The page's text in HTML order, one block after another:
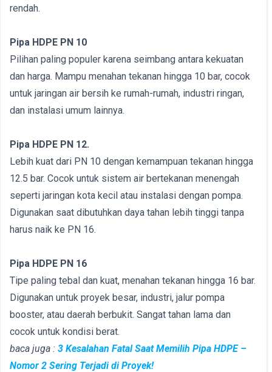
rendah.
Pipa HDPE PN 10
Pilihan paling populer karena seimbang antara kekuatan
dan harga. Mampu menahan tekanan hingga 10 bar, cocok
untuk jaringan air bersih ke rumah-rumah, industri ringan,
dan instalasi umum lainnya.
Pipa HDPE PN 12.
Lebih kuat dari PN 10 dengan kemampuan tekanan hingga
12.5 bar. Cocok untuk sistem air bertekanan menengah
seperti jaringan kota kecil atau instalasi dengan pompa.
Digunakan saat dibutuhkan daya tahan lebih tinggi tanpa
harus naik ke PN 16.
Pipa HDPE PN 16
Tipe paling tebal dan kuat, menahan tekanan hingga 16 bar.
Digunakan untuk proyek besar, industri, jalur pompa
booster, atau daerah berbukit. Sangat tahan lama dan
cocok untuk kondisi berat.
baca juga : 3 Kesalahan Fatal Saat Memilih Pipa HDPE –
Nomor 2 Sering Terjadi di Proyek!